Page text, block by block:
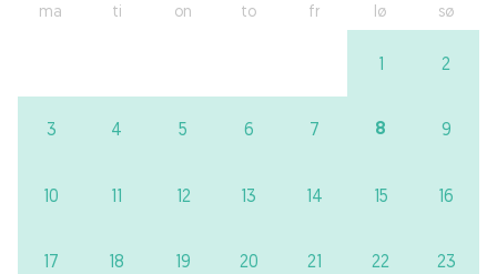
ma ti on to fr lø sø
1 2
3 4 5 6 7 8 9
10 11 12 13 14 15 16
17 18 19 20 21 22 23